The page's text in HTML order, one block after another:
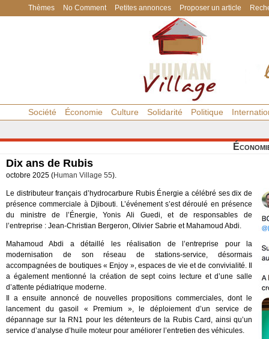
Thèmes No Comment Petites annonces Proposer un article
Société Économie Culture Solidarité Politique
Dix ans de Rubis
octobre 2025 (Human Village 55).
Le distributeur français d’hydrocarbure Rubis Énergie a célébré ses dix de
présence commerciale à Djibouti. L’événement s’est déroulé en présence
du ministre de l’Énergie, Yonis Ali Guedi, et de responsables de
l’entreprise : Jean-Christian Bergeron, Olivier Sabrie et Mahamoud Abdi.
Mahamoud Abdi a détaillé les réalisation de l’entreprise pour la
modernisation de son réseau de stations-service, désormais
accompagnées de boutiques « Enjoy », espaces de vie et de convivialité. Il
a également mentionné la création de sept coins lecture et d’une salle
d’attente pédiatrique moderne.
Il a ensuite annoncé de nouvelles propositions commerciales, dont le
lancement du gasoil « Premium », le déploiement d’un service de
dépannage sur la RN1 pour les détenteurs de la Rubis Card, ainsi qu’un
service d’analyse d’huile moteur pour améliorer l’entretien des véhicules.